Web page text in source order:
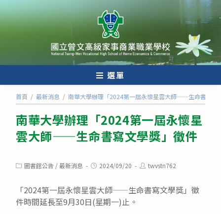
跳
轉
至
內
選單
首頁 / 最新消息 / 南華大學辦理「2024第一屆永懷星雲大師——生命書寫文
南華大學辦理「2024第一屆永懷星
雲大師——生命書寫文學獎」徵件
Post圖書館公告 /最新消息
Post2024/09/20
Posttwvstn762
「2024第一屆永懷星雲大師——生命書寫文學獎」徵
件時間延長至9月30日(星期一)止。